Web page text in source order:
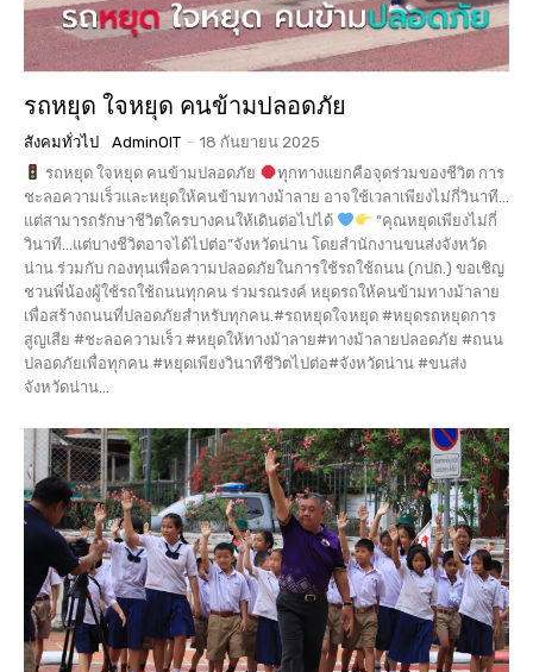
รถหยุด ใจหยุด คนข้ามปลอดภัย
สังคมทั่วไป AdminOIT - 18 กันยายน 2025
รถหยุด ใจหยุด คนข้ามปลอดภัย
ทุกทางแยกคือจุดร่วมของชีวิต การ
ชะลอความเร็วและหยุดให้คนข้ามทางม้าลาย อาจใช้เวลาเพียงไม่กี่วินาที...
แต่สามารถรักษาชีวิตใครบางคนให้เดินต่อไปได้
“คุณหยุดเพียงไม่กี่
วินาที…แต่บางชีวิตอาจได้ไปต่อ”จังหวัดน่าน โดยสำนักงานขนส่งจังหวัด
น่าน ร่วมกับ กองทุนเพื่อความปลอดภัยในการใช้รถใช้ถนน (กปถ.) ขอเชิญ
ชวนพี่น้องผู้ใช้รถใช้ถนนทุกคน ร่วมรณรงค์ หยุดรถให้คนข้ามทางม้าลาย
เพื่อสร้างถนนที่ปลอดภัยสำหรับทุกคน.#รถหยุดใจหยุด #หยุดรถหยุดการ
สูญเสีย #ชะลอความเร็ว #หยุดให้ทางม้าลาย#ทางม้าลายปลอดภัย #ถนน
ปลอดภัยเพื่อทุกคน #หยุดเพียงวินาทีชีวิตไปต่อ#จังหวัดน่าน #ขนส่ง
จังหวัดน่าน...